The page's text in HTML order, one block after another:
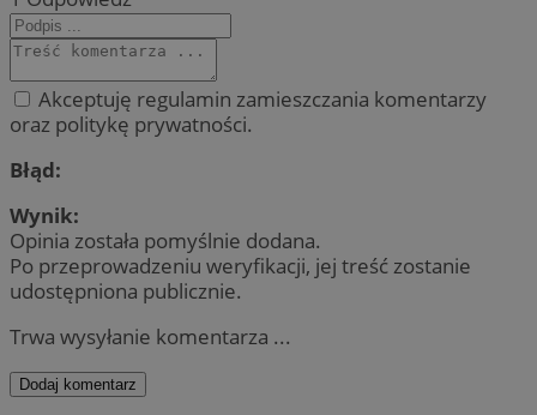
Akceptuję regulamin zamieszczania komentarzy
oraz politykę prywatności.
Błąd:
Wynik:
Opinia została pomyślnie dodana.
Po przeprowadzeniu weryfikacji, jej treść zostanie
udostępniona publicznie.
Trwa wysyłanie komentarza ...
Dodaj komentarz